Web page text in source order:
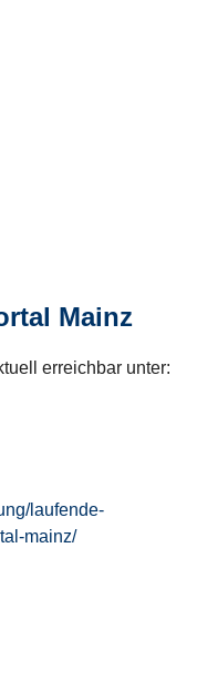
Mainz
erreichbar unter:
laufende-
mainz/